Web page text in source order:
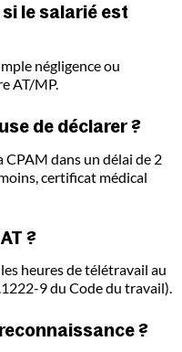
si le salarié est
négligence ou
AT/MP.
de déclarer ?
CPAM dans un délai de 2
certificat médical
?
heures de télétravail au
9 du Code du travail).
?